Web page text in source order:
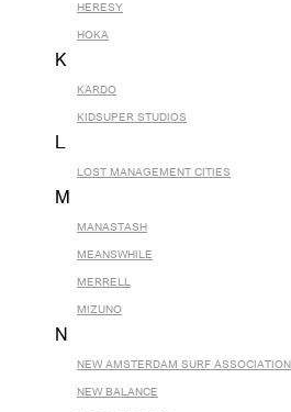
HERESY
HOKA
K
KARDO
KIDSUPER STUDIOS
L
LOST MANAGEMENT CITIES
M
MANASTASH
MEANSWHILE
MERRELL
MIZUNO
N
NEW AMSTERDAM SURF ASSOCIATION
NEW BALANCE